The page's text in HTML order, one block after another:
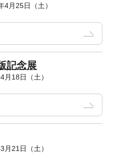
月25日（土）
記念展
18日（土）
21日（土）